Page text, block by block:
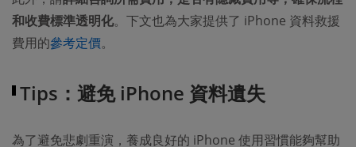
和收費標準透明化。下文也為大家提供了 iPhone 資料救援
費用的參考定價。
Tips：避免 iPhone 資料遺失
為了避免悲劇重演，養成良好的 iPhone 使用習慣能夠幫助